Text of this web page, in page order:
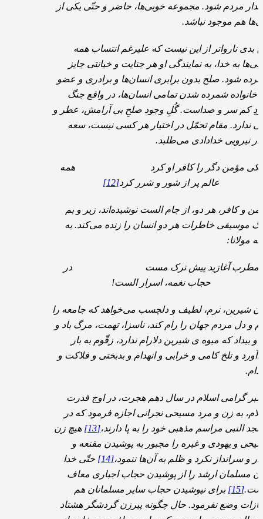
مردم شود. مجموعه خوبی‌ها، حاضر و حتّی یکی از
هم موجود نباشد.
بدی نارواتر از این نیست که علیرغم انتساب همه
به خدا، به نمایندگی او هر جنایت و خیانتی جایز
شود. صلح بدون برابری انسان‌ها و برادری و عضو
خانواده شمرده شدن تمامی انسان‌ها، در واقع جنگ
کم سر و صداست. گُلِ وجود صلحِ بی آرامش، عطر و
ندارد. مقام تحمّل در اختیار هر کسی نیست، سعه
نیرویی خدادادی می‌طلبد.
یکی مؤمن دگر را کافر او کرد همه
عالم پر از شور و شرر کرد[12]
و کافر، هر دو، از جام الست نوشیده‌اند، زیر و بم
موسیقی خاطرات هر دو انسان را زنده می‌کند. به
مولانا:
مطرب آغازید پیش ترک مست در
حجاب نغمه، اسرار الست!
شیرین، نرم، لطیف و دلچسب می‌خواهد که جامعه را
و دل مردم جهان را رام کند، ناسزا، تهمت، مرگ باد و
و بیداد که میوه ی شیرین دلارام ندارد، زقّوم به بار
و تلخ کامی و خرابی و انهدام و بدبختی و فلاکت و
گرامی اسلام در سال دهم هجرت، در اوج قدرت
به زن و مرد مسیحی نجرانی اجازه فرمود که در
النبی مراسم مذهبی خود را به پا دارند،[13]
هیچ زن
و یهودی و غیره را مجبور به پوشیدن مقنعه و
و سرانداز نکرد و ظلم به آن‌ها ننمود،[14]
حتّی خدا
مسلمان ارشد را از پوشیدن حجاب اجباری معاف
[15]
برای نپوشیدن حجاب سایر مسلمانان هم
وضع نفرمود. حال چگونه پیرزن گردشگر هشتاد